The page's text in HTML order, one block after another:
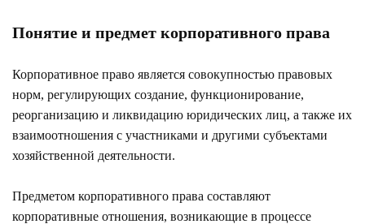
Понятие и предмет корпоративного права
Корпоративное право является совокупностью правовых
норм, регулирующих создание, функционирование,
реорганизацию и ликвидацию юридических лиц, а также их
взаимоотношения с участниками и другими субъектами
хозяйственной деятельности.
Предметом корпоративного права составляют
корпоративные отношения, возникающие в процессе